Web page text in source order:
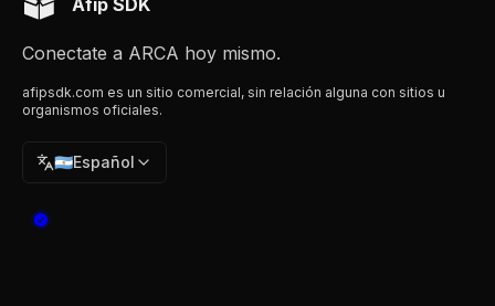
Afip SDK
Conectate a ARCA hoy mismo.
afipsdk.com es un sitio comercial, sin relación alguna con sitios u
organismos oficiales.
🇦🇷Español